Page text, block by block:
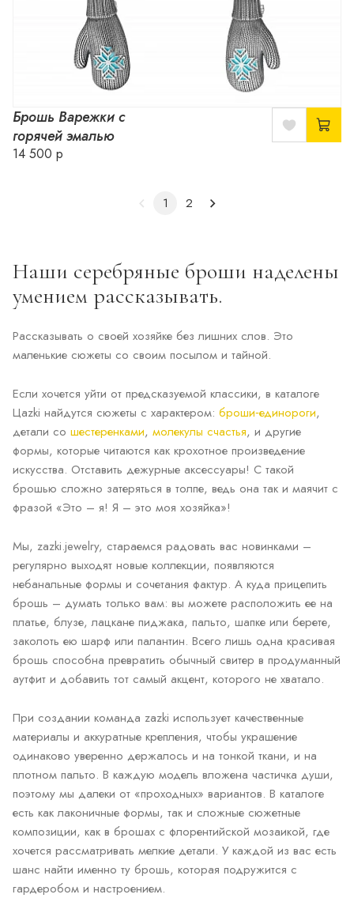
Брошь Варежки с
горячей эмалью
14 500 р
1 2
Наши серебряные броши наделены
умением рассказывать.
Рассказывать о своей хозяйке без лишних слов. Это
маленькие сюжеты со своим посылом и тайной.
Если хочется уйти от предсказуемой классики, в каталоге
Цаzki найдутся сюжеты с характером: броши‑единороги,
детали со шестеренками, молекулы счастья, и другие
формы, которые читаются как крохотное произведение
искусства. Отставить дежурные аксессуары! С такой
брошью сложно затеряться в толпе, ведь она так и маячит с
фразой «Это – я! Я – это моя хозяйка»!
Мы, zazki.jewelry, стараемся радовать вас новинками –
регулярно выходят новые коллекции, появляются
небанальные формы и сочетания фактур. А куда прицепить
брошь – думать только вам: вы можете расположить ее на
платье, блузе, лацкане пиджака, пальто, шапке или берете,
заколоть ею шарф или палантин. Всего лишь одна красивая
брошь способна превратить обычный свитер в продуманный
аутфит и добавить тот самый акцент, которого не хватало.
При создании команда zazki использует качественные
материалы и аккуратные крепления, чтобы украшение
одинаково уверенно держалось и на тонкой ткани, и на
плотном пальто. В каждую модель вложена частичка души,
поэтому мы далеки от «проходных» вариантов. В каталоге
есть как лаконичные формы, так и сложные сюжетные
композиции, как в брошах с флорентийской мозаикой, где
хочется рассматривать мелкие детали. У каждой из вас есть
шанс найти именно ту брошь, которая подружится с
гардеробом и настроением.